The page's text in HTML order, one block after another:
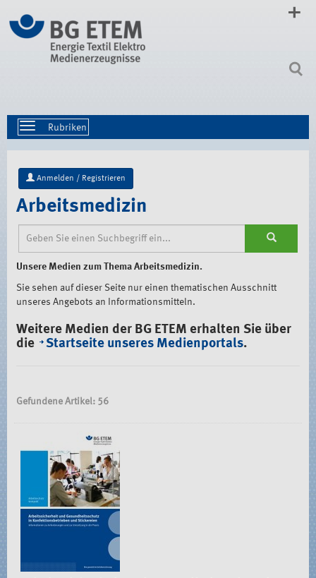
zum
Inhalt
Toggle
navigation
Anmelden / Registrieren
Arbeitsmedizin
Unsere Medien zum Thema Arbeitsmedizin.
Sie sehen auf dieser Seite nur einen thematischen Ausschnitt
unseres Angebots an Informationsmitteln.
Weitere Medien der BG ETEM erhalten Sie über
die
Startseite unseres Medienportals.
Gefundene Artikel: 56